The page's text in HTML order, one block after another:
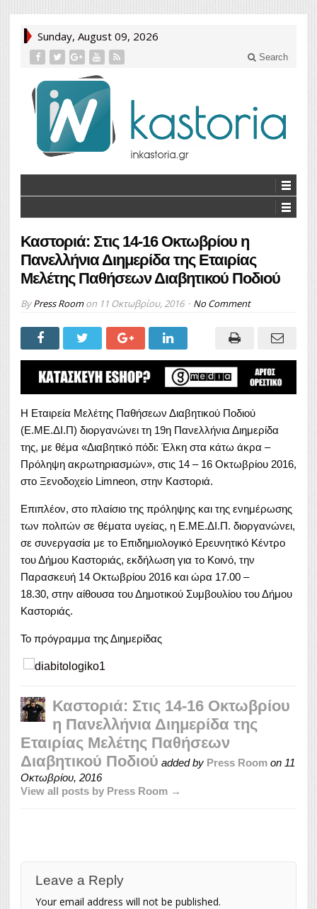
Sunday, August 09, 2026
Search
Καστοριά: Στις 14-16 Οκτωβρίου η
Πανελλήνια Διημερίδα της Εταιρίας
Μελέτης Παθήσεων Διαβητικού Ποδιού
ByPress Roomon 11 Οκτωβρίου, 2016 No Comment
Η Εταιρεία Μελέτης Παθήσεων Διαβητικού Ποδιού
(Ε.ΜΕ.ΔΙ.Π) διοργανώνει τη 19η Πανελλήνια Διημερίδα
της, με θέμα «Διαβητικό πόδι: Έλκη στα κάτω άκρα –
Πρόληψη ακρωτηριασμών», στις 14 – 16 Οκτωβρίου 2016,
στο Ξενοδοχείο Limneon, στην Καστοριά.
Επιπλέον, στο πλαίσιο της πρόληψης και της ενημέρωσης
των πολιτών σε θέματα υγείας, η Ε.ΜΕ.ΔΙ.Π. διοργανώνει,
σε συνεργασία με το Επιδημιολογικό Ερευνητικό Κέντρο
του Δήμου Καστοριάς, εκδήλωση για το Κοινό, την
Παρασκευή 14 Οκτωβρίου 2016 και ώρα 17.00 –
18.30, στην αίθουσα του Δημοτικού Συμβουλίου του Δήμου
Καστοριάς.
Το πρόγραμμα της Διημερίδας
Καστοριά: Στις 14-16 Οκτωβρίου
η Πανελλήνια Διημερίδα της
Εταιρίας Μελέτης Παθήσεων
Διαβητικού Ποδιού added by Press Room on 11
Οκτωβρίου, 2016
View all posts by Press Room →
Leave a Reply
Your email address will not be published.